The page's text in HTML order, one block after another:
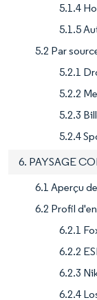
5.1.4
5.1.5
5.2 Par
5.2.1
5.2.2
5.2.3
5.2.4
6. PAYSAGE
6.1 Aperçu
6.2 Profil
6.2.1
6.2.2
6.2.3
6.2.4